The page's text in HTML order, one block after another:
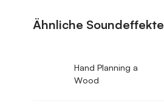
Ähnliche Soundeffekte
Hand Planning a
Wood